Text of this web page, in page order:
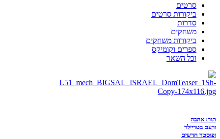
סרטים
ביקורות סרטים
סדרות
משחקים
ביקורות משחקים
ספרים וקומיקס
וכל השאר
תור: אהבה
ורעם בטריילר
ופוסטר חדשים